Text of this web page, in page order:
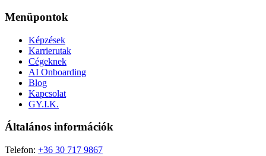
Menüpontok
Képzések
Karrierutak
Cégeknek
AI Onboarding
Blog
Kapcsolat
GY.I.K.
Általános információk
Telefon: +36 30 717 9867